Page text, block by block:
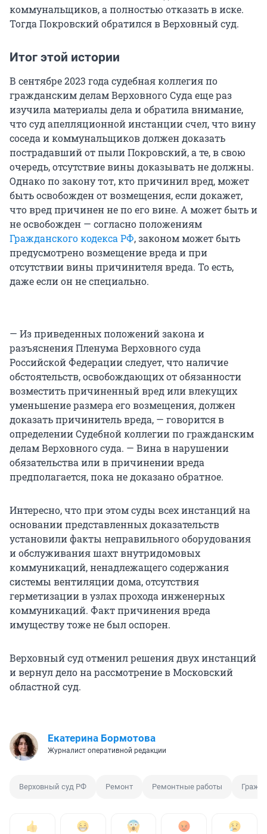
коммунальщиков, а полностью отказать в иске.
Тогда Покровский обратился в Верховный суд.
Итог этой истории
В сентябре 2023 года судебная коллегия по
гражданским делам Верховного Суда еще раз
изучила материалы дела и обратила внимание,
что суд апелляционной инстанции счел, что вину
соседа и коммунальщиков должен доказать
пострадавший от пыли Покровский, а те, в свою
очередь, отсутствие вины доказывать не должны.
Однако по закону тот, кто причинил вред, может
быть освобожден от возмещения, если докажет,
что вред причинен не по его вине. А может быть и
не освобожден — согласно положениям
Гражданского кодекса РФ, законом может быть
предусмотрено возмещение вреда и при
отсутствии вины причинителя вреда. То есть,
даже если он не специально.
— Из приведенных положений закона и
разъяснения Пленума Верховного суда
Российской Федерации следует, что наличие
обстоятельств, освобождающих от обязанности
возместить причиненный вред или влекущих
уменьшение размера его возмещения, должен
доказать причинитель вреда, — говорится в
определении Судебной коллегии по гражданским
делам Верховного суда. — Вина в нарушении
обязательства или в причинении вреда
предполагается, пока не доказано обратное.
Интересно, что при этом суды всех инстанций на
основании представленных доказательств
установили факты неправильного оборудования
и обслуживания шахт внутридомовых
коммуникаций, ненадлежащего содержания
системы вентиляции дома, отсутствия
герметизации в узлах прохода инженерных
коммуникаций. Факт причинения вреда
имуществу тоже не был оспорен.
Верховный суд отменил решения двух инстанций
и вернул дело на рассмотрение в Московский
областной суд.
Екатерина Бормотова
Журналист оперативной редакции
Верховный суд РФ Ремонт Ремонтные работы